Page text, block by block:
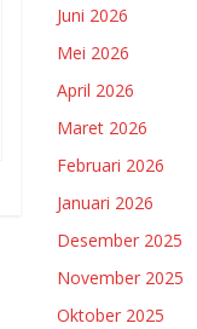
Juni 2026
Mei 2026
April 2026
Maret 2026
Februari 2026
Januari 2026
Desember 2025
November 2025
Oktober 2025